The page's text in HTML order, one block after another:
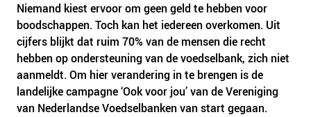
OVER ONS
VISIE EN MISSIE
HET TEAM
ONZE PARTNERS
VACATURES
Niemand kiest ervoor om geen geld te hebben voor
boodschappen. Toch kan het iedereen overkomen. Uit
cijfers blijkt dat ruim 70% van de mensen die recht
hebben op ondersteuning van de voedselbank, zich niet
aanmeldt. Om hier verandering in te brengen is de
landelijke campagne ‘Ook voor jou’ van de Vereniging
van Nederlandse Voedselbanken van start gegaan.